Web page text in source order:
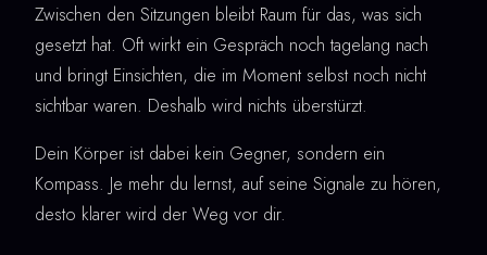
Zwischen den Sitzungen bleibt Raum für das, was sich
gesetzt hat. Oft wirkt ein Gespräch noch tagelang nach
und bringt Einsichten, die im Moment selbst noch nicht
sichtbar waren. Deshalb wird nichts überstürzt.
Dein Körper ist dabei kein Gegner, sondern ein
Kompass. Je mehr du lernst, auf seine Signale zu hören,
desto klarer wird der Weg vor dir.